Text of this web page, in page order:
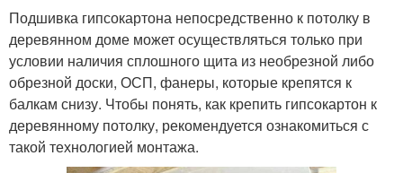
Подшивка гипсокартона непосредственно к потолку в
деревянном доме может осуществляться только при
условии наличия сплошного щита из необрезной либо
обрезной доски, ОСП, фанеры, которые крепятся к
балкам снизу. Чтобы понять, как крепить гипсокартон к
деревянному потолку, рекомендуется ознакомиться с
такой технологией монтажа.